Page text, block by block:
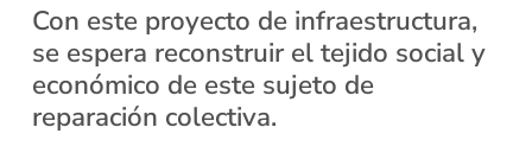
Con este proyecto de infraestructura,
se espera reconstruir el tejido social y
económico de este sujeto de
reparación colectiva.